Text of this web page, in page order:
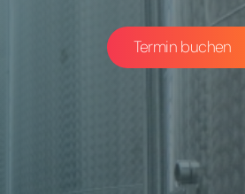
Termin buchen